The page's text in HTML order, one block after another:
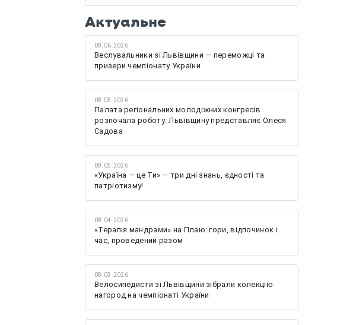
Актуальне
08.06.2026
Веслувальники зі Львівщини — переможці та
призери чемпіонату України
08.05.2026
Палата регіональних молодіжних конгресів
розпочала роботу: Львівщину представляє Олеся
Садова
08.05.2026
«Україна — це Ти» — три дні знань, єдності та
патріотизму!
08.04.2026
«Терапія мандрами» на Плаю: гори, відпочинок і
час, проведений разом
08.03.2026
Велосипедисти зі Львівщини зібрали колекцію
нагород на чемпіонаті України